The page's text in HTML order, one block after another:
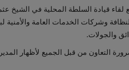
لقاء قيادة السلطة المحلية في الشيخ
وشركات الخدمات العامة
والجولات.
التعاون من قبل الجميع لأظهار